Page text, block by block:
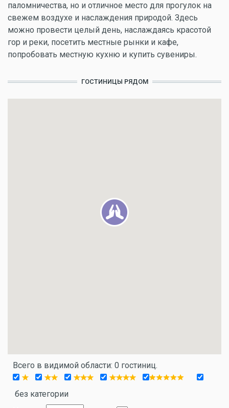
паломничества, но и отличное место для прогулок на
свежем воздухе и наслаждения природой. Здесь
можно провести целый день, наслаждаясь красотой
гор и реки, посетить местные рынки и кафе,
попробовать местную кухню и купить сувениры.
ГОСТИНИЦЫ РЯДОМ
Всего в видимой области: 0 гостиниц.
без категории